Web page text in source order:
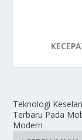
Teknologi
Terbaru Pada
Modern